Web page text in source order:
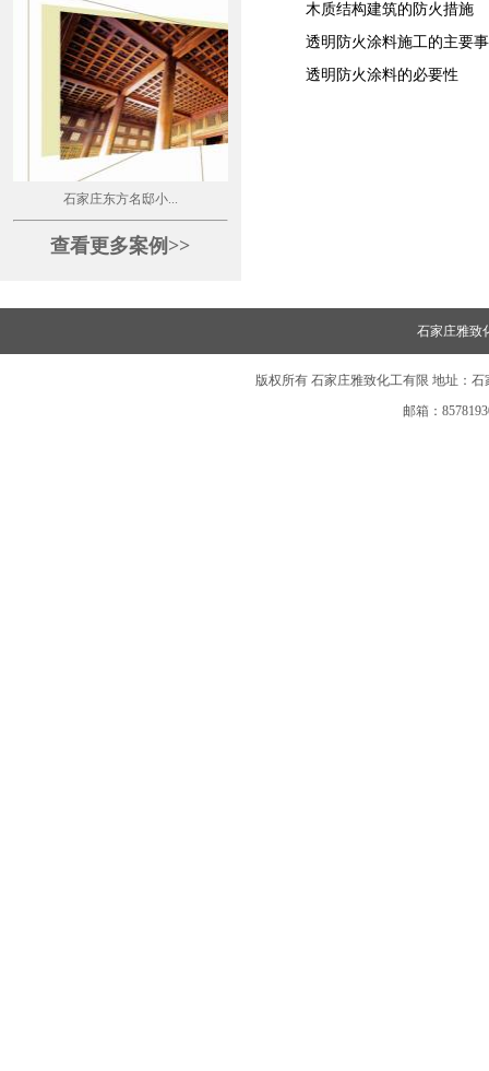
石家庄东方名邸小...
查看更多案例>>
木质结构建筑的防火措施
透明防火涂料施工的主要
透明防火涂料的必要性
石家庄雅致
版权所有 石家庄雅致化工有限 地址：
邮箱：